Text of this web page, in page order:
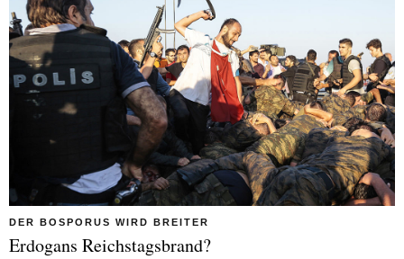
DER BOSPORUS WIRD BREITER
Erdogans Reichstagsbrand?